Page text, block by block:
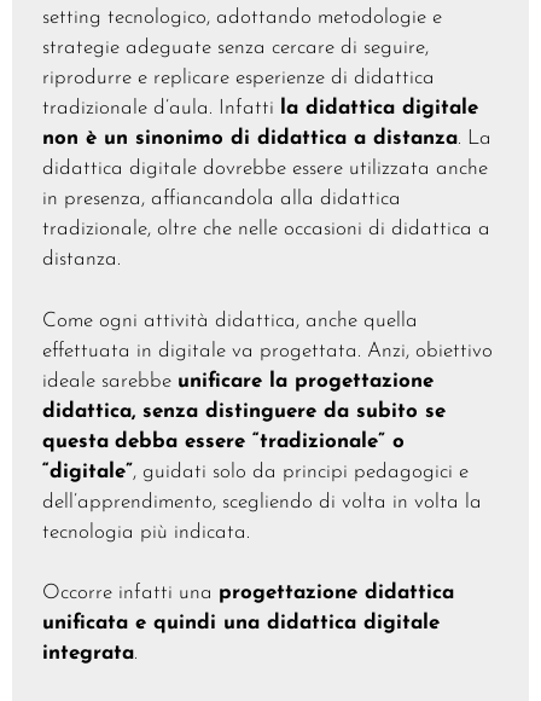
setting tecnologico, adottando metodologie e
strategie adeguate senza cercare di seguire,
riprodurre e replicare esperienze di didattica
tradizionale d’aula. Infatti
la didattica digitale
non è un sinonimo di didattica a distanza. La
didattica digitale dovrebbe essere utilizzata anche
in presenza, affiancandola alla didattica
tradizionale, oltre che nelle occasioni di didattica a
distanza.
Come ogni attività didattica, anche quella
effettuata in digitale va progettata. Anzi, obiettivo
ideale sarebbe unificare la progettazione
didattica, senza distinguere da subito se
questa debba essere “tradizionale” o
“digitale”, guidati solo da principi pedagogici e
dell’apprendimento, scegliendo di volta in volta la
tecnologia più indicata.
Occorre infatti una progettazione didattica
unificata e quindi una didattica digitale
integrata.